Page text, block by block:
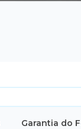
Garantia do